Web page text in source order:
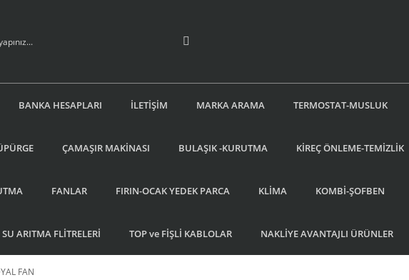
BANKA HESAPLARI İLETİŞİM MARKA ARAMA TERMOSTAT-MUSLUK
ÇAMAŞIR MAKİNASI BULAŞIK -KURUTMA KİREÇ ÖNLEME-TEMİZLİK
FANLAR FIRIN-OCAK YEDEK PARCA KLİMA KOMBİ-ŞOFBEN
SU ARITMA FLİTRELERİ TOP ve FİŞLİ KABLOLAR NAKLİYE AVANTAJLI ÜRÜNLER
FAN